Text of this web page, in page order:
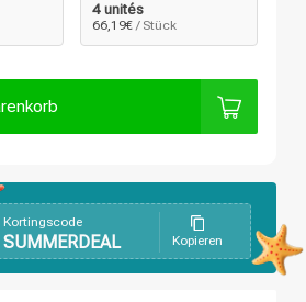
4 unités
66,19€ / Stück
Kortingscode
SUMMERDEAL Kopieren